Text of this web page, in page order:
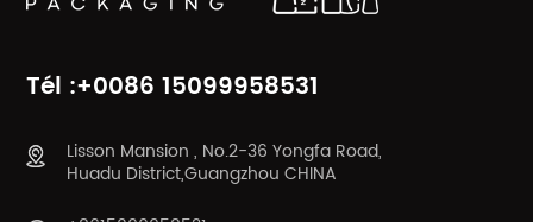
Tél :+0086 15099958531
Lisson Mansion , No.2-36 Yongfa Road,
Huadu District,Guangzhou CHINA